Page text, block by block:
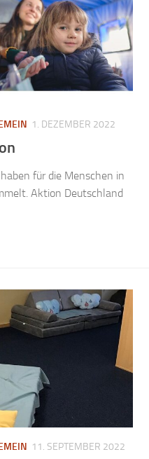
1. DEZEMBER 2022
für die Menschen in
Aktion Deutschland
11. SEPTEMBER 2022